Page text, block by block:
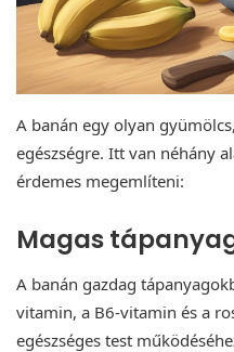
A banán egy olyan
egészségre. Itt van néhány
érdemes megemlíteni:
Magas
A banán gazdag
vitamin, a B6-vitamin és a
egészséges test